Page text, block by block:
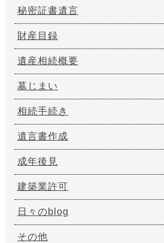
秘密証書遺言
財産目録
遺産相続概要
墓じまい
相続手続き
遺言書作成
成年後見
建築業許可
日々のblog
その他